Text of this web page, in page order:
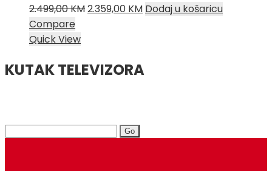
2.499,00KMIzvorna
2.499,00 KM.
2.359,00 KMTrenutna
Dodaj u košaricu
Compare
Quick View
KUTAK TELEVIZORA
Search